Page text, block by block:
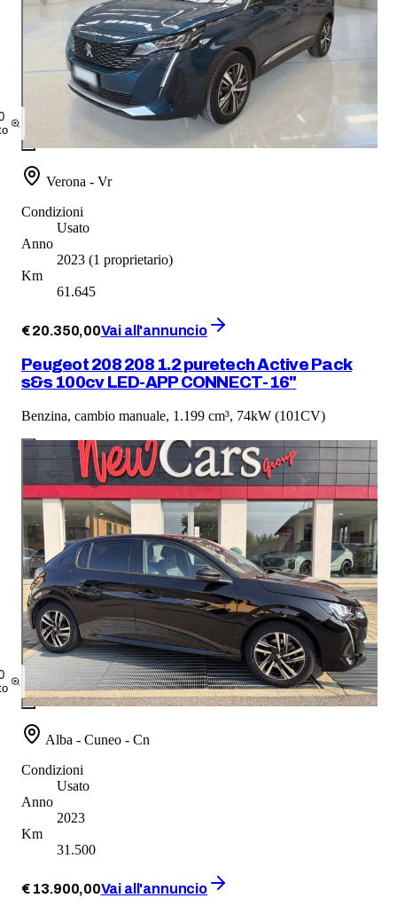
Verona - Vr
Condizioni
Usato
Anno
2023 (1 proprietario)
Km
61.645
€20.350,00Vai all'annuncio
Peugeot 208 208 1.2 puretech Active Pack
s&s 100cv LED-APP CONNECT-16"
Benzina, cambio manuale, 1.199 cm³, 74kW (101CV)
Alba - Cuneo - Cn
Condizioni
Usato
Anno
2023
Km
31.500
€ 13.900,00Vai all'annuncio